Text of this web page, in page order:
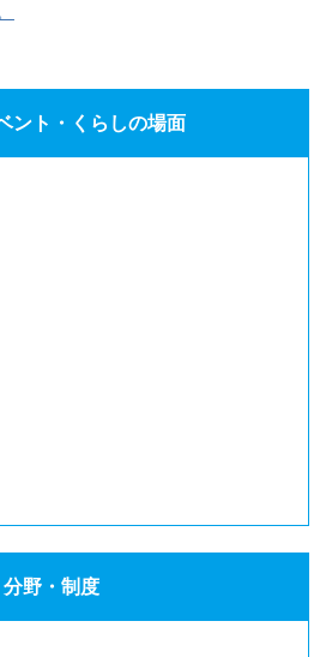
ント・くらしの場面
分野・制度